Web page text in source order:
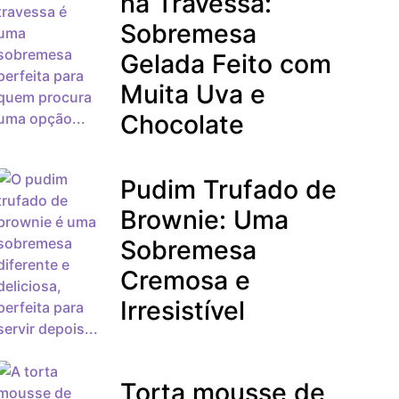
Sobremesa
Gelada Feito com
Muita Uva e
Chocolate
Pudim Trufado de
Brownie: Uma
Sobremesa
Cremosa e
Irresistível
Torta mousse de